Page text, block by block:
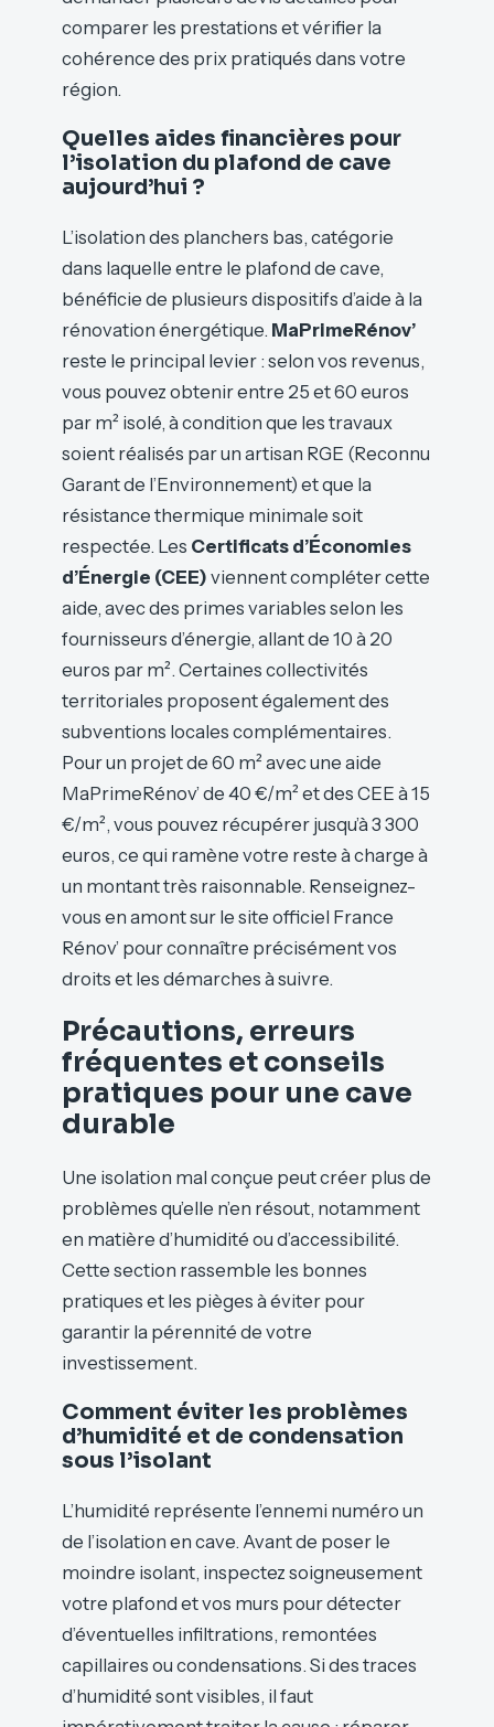
comparer les prestations et vérifier la
cohérence des prix pratiqués dans votre
région.
Quelles aides financières pour
l’isolation du plafond de cave
aujourd’hui ?
L’isolation des planchers bas, catégorie
dans laquelle entre le plafond de cave,
bénéficie de plusieurs dispositifs d’aide à la
rénovation énergétique. MaPrimeRénov’
reste le principal levier : selon vos revenus,
vous pouvez obtenir entre 25 et 60 euros
par m² isolé, à condition que les travaux
soient réalisés par un artisan RGE (Reconnu
Garant de l’Environnement) et que la
résistance thermique minimale soit
respectée. Les Certificats d’Économies
d’Énergie (CEE) viennent compléter cette
aide, avec des primes variables selon les
fournisseurs d’énergie, allant de 10 à 20
euros par m². Certaines collectivités
territoriales proposent également des
subventions locales complémentaires.
Pour un projet de 60 m² avec une aide
MaPrimeRénov’ de 40 €/m² et des CEE à 15
€/m², vous pouvez récupérer jusqu’à 3 300
euros, ce qui ramène votre reste à charge à
un montant très raisonnable. Renseignez-
vous en amont sur le site officiel France
Rénov’ pour connaître précisément vos
droits et les démarches à suivre.
Précautions, erreurs
fréquentes et conseils
pratiques pour une cave
durable
Une isolation mal conçue peut créer plus de
problèmes qu’elle n’en résout, notamment
en matière d’humidité ou d’accessibilité.
Cette section rassemble les bonnes
pratiques et les pièges à éviter pour
garantir la pérennité de votre
investissement.
Comment éviter les problèmes
d’humidité et de condensation
sous l’isolant
L’humidité représente l’ennemi numéro un
de l’isolation en cave. Avant de poser le
moindre isolant, inspectez soigneusement
votre plafond et vos murs pour détecter
d’éventuelles infiltrations, remontées
capillaires ou condensations. Si des traces
d’humidité sont visibles, il faut